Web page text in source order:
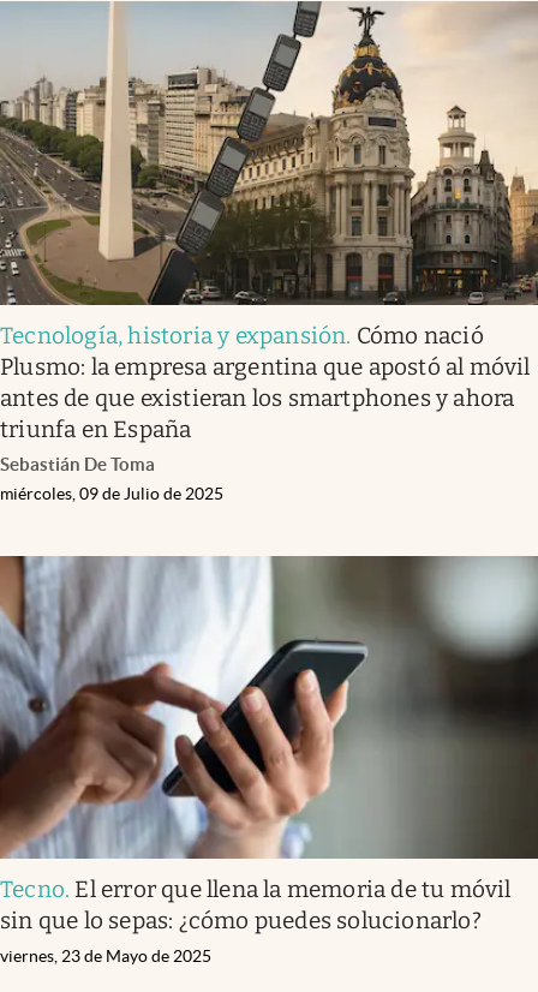
Tecnología, historia y expansión. Cómo nació
Plusmo: la empresa argentina que apostó al móvil
antes de que existieran los smartphones y ahora
triunfa en España
Sebastián De Toma
miércoles, 09 de Julio de 2025
Tecno. El error que llena la memoria de tu móvil
sin que lo sepas: ¿cómo puedes solucionarlo?
viernes, 23 de Mayo de 2025